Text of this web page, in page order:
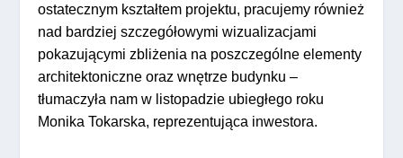
ostatecznym kształtem projektu, pracujemy również
nad bardziej szczegółowymi wizualizacjami
pokazującymi zbliżenia na poszczególne elementy
architektoniczne oraz wnętrze budynku –
tłumaczyła nam w listopadzie ubiegłego roku
Monika Tokarska, reprezentująca inwestora.